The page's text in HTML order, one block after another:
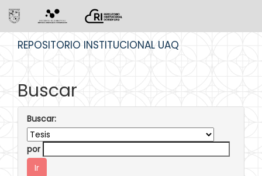
REPOSITORIO INSTITUCIONAL UAQ
Buscar
Buscar:
por